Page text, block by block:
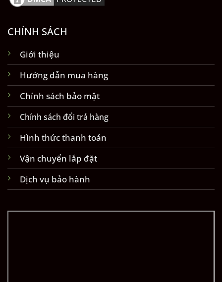
CHÍNH SÁCH
Giới thiệu
Hướng dẫn mua hàng
Chính sách bảo mật
Chính sách đổi trả hàng
Hình thức thanh toán
Vận chuyển lắp đặt
Dịch vụ bảo hành